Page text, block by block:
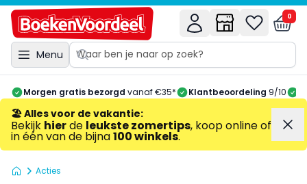
Menu
0
Morgen gratis bezorgd vanaf €35* Klantbeoordeling 9/10
🏖️ Alles voor de vakantie:
Bekijk hierde leukste zomertips, koop online of
in één van de bijna100 winkels.
Acties